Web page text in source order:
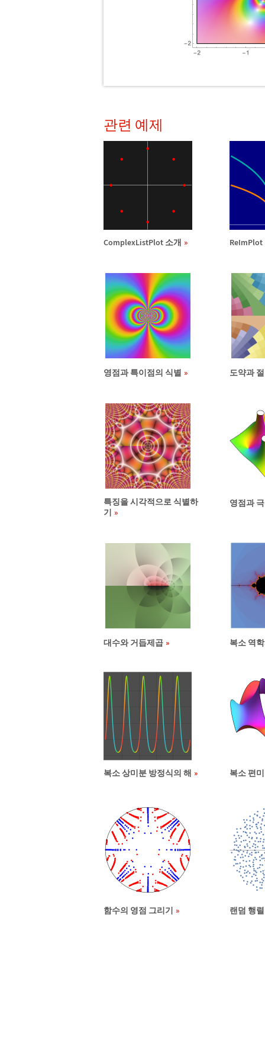
관련 예제
ComplexListPlot 소개 ReImPlot
영점과 특이점의 식별 도약과
특징을 시각적으로 식별하
기
영점과
대수와 거듭제곱 복소 역
복소 상미분 방정식의 해 복소 편
함수의 영점 그리기 랜덤 행